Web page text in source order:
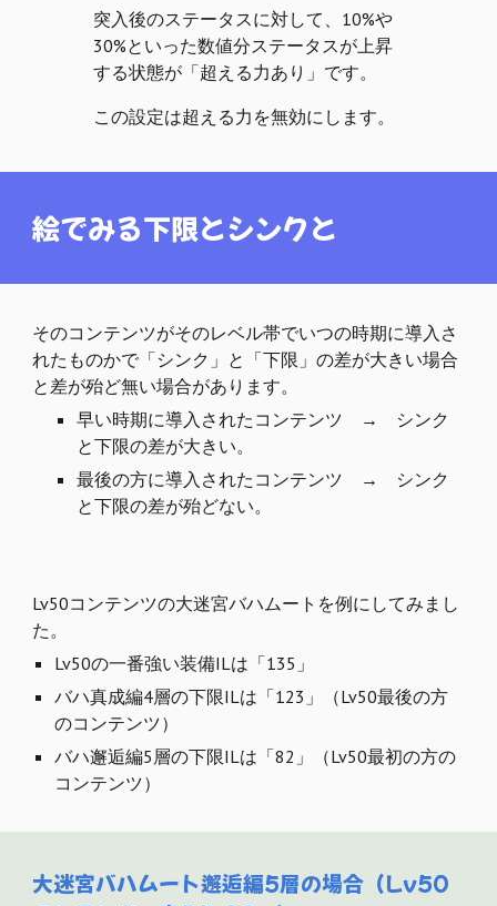
突入後のステータスに対して、10%や
30%といった数値分ステータスが上昇
する状態が「超える力あり」です。
この設定は超える力を無効にします。
絵でみる下限とシンクと
そのコンテンツがそのレベル帯でいつの時期に導入さ
れたものかで「シンク」と「下限」の差が大きい場合
と差が殆ど無い場合があります。
早い時期に導入されたコンテンツ → シンク
と下限の差が大きい。
最後の方に導入されたコンテンツ → シンク
と下限の差が殆どない。
Lv50コンテンツの大迷宮バハムートを例にしてみまし
た。
Lv50の一番強い装備ILは「135」
バハ真成編4層の下限ILは「123」（Lv50最後の方
のコンテンツ）
バハ邂逅編5層の下限ILは「82」
（Lv50最初の方の
コンテンツ）
大迷宮バハムート邂逅編5層の場合（Lv50